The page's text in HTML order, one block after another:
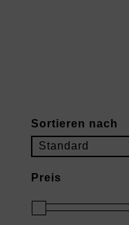
Sortieren nach
Sort Products
Standard
Preis